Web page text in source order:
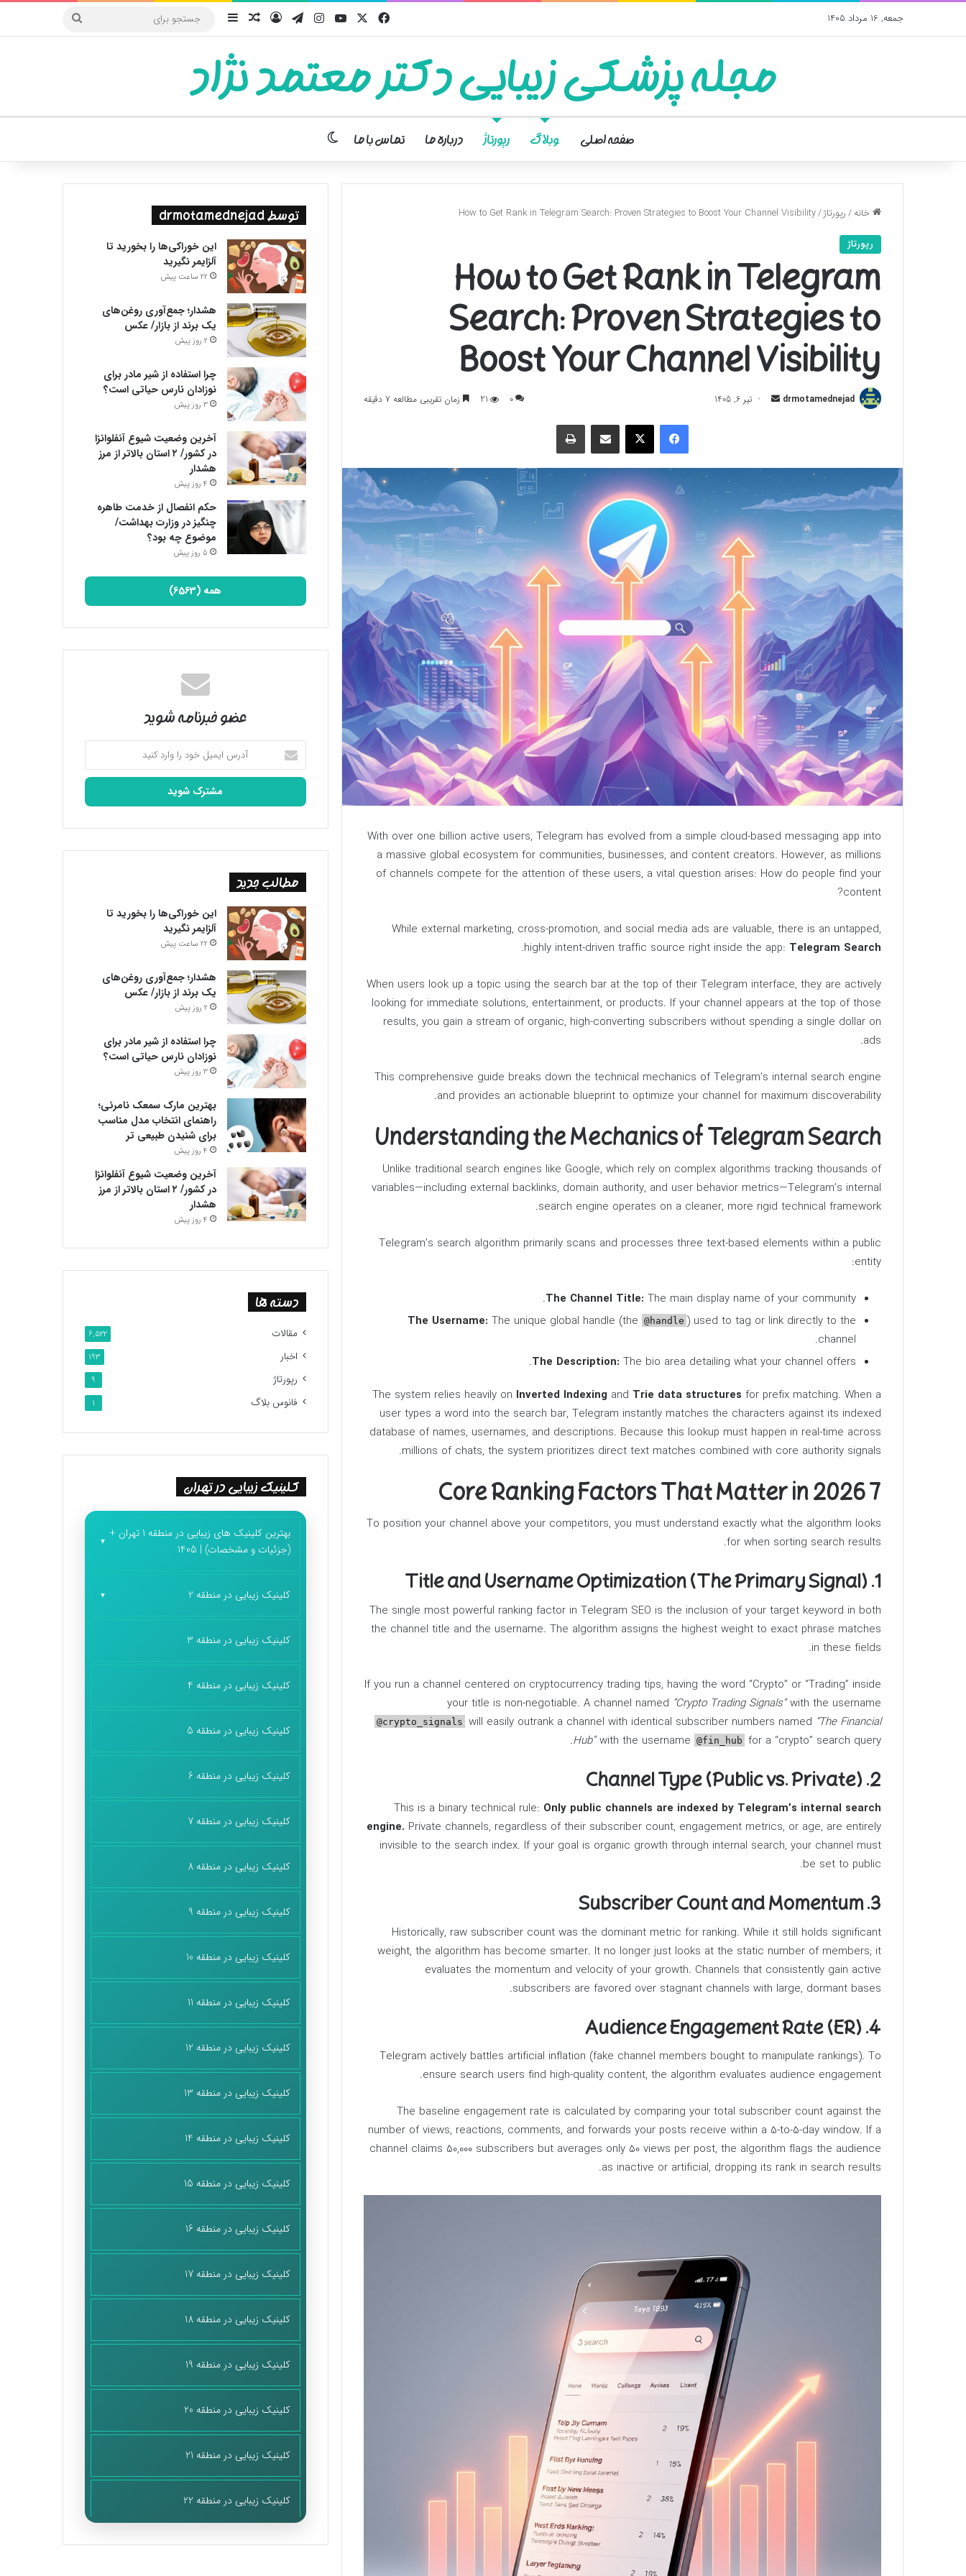
جمعه, 16 مرداد 1405 فیسبوکایکسیوتیوباینستاگرام
تلگرامورودنوشته تصادفی
سایدبار
جستجو
مجله پزشکی زیبایی دکتر معتمد نژاد
صفحه اصلی وبلاگ رپورتاژ درباره ما تماس با ما تغییر پوسته
خانه/رپورتاژ/
How to Get Rank in Telegram Search: Proven Strategies to Boost Your Channel Visibility
رپورتاژ
How to Get Rank in Telegram
Search: Proven Strategies to
Boost Your Channel Visibility
drmotamednejad
ارسال تیر 6, 1405 0
21 زمان تقریبی مطالعه 7 دقیقه
فیسبوک ایکس اشتراک گذاری با ایمیل چاپ
With over one billion active users, Telegram has evolved from a simple cloud-based messaging app into
a massive global ecosystem for communities, businesses, and content creators. However, as millions
of channels compete for the attention of these users, a vital question arises: How do people find your
content?
While external marketing, cross-promotion, and social media ads are valuable, there is an untapped,
highly intent-driven traffic source right inside the app: Telegram Search
.
When users look up a topic using the search bar at the top of their Telegram interface, they are actively
looking for immediate solutions, entertainment, or products. If your channel appears at the top of those
results, you gain a stream of organic, high-converting subscribers without spending a single dollar on
ads.
This comprehensive guide breaks down the technical mechanics of Telegram’s internal search engine
and provides an actionable blueprint to optimize your channel for maximum discoverability.
Understanding the Mechanics of Telegram Search
Unlike traditional search engines like Google, which rely on complex algorithms tracking thousands of
variables—including external backlinks, domain authority, and user behavior metrics—Telegram’s internal
search engine operates on a cleaner, more rigid technical framework.
Telegram’s search algorithm primarily scans and processes three text-based elements within a public
entity:
The Channel Title: The main display name of your community.
The Username: The unique global handle (the @handle ) used to tag or link directly to the
channel.
The Description: The bio area detailing what your channel offers.
The system relies heavily on Inverted Indexing and Trie data structures for prefix matching. When a
user types a word into the search bar, Telegram instantly matches the characters against its indexed
database of names, usernames, and descriptions. Because this lookup must happen in real-time across
millions of chats, the system prioritizes direct text matches combined with core authority signals.
7 Core Ranking Factors That Matter in 2026
To position your channel above your competitors, you must understand exactly what the algorithm looks
for when sorting search results.
1. Title and Username Optimization (The Primary Signal)
The single most powerful ranking factor in Telegram SEO is the inclusion of your target keyword in both
the channel title and the username. The algorithm assigns the highest weight to exact phrase matches
in these fields.
If you run a channel centered on cryptocurrency trading tips, having the word “Crypto” or “Trading” inside
your title is non-negotiable. A channel named “Crypto Trading Signals”with the username
@crypto_signals will easily outrank a channel with identical subscriber numbers named “The Financial
Hub”with the username @fin_hub for a “crypto” search query.
2. Channel Type (Public vs. Private)
This is a binary technical rule: Only public channels are indexed by Telegram’s internal search
engine. Private channels, regardless of their subscriber count, engagement metrics, or age, are entirely
invisible to the search index. If your goal is organic growth through internal search, your channel must
be set to public.
3. Subscriber Count and Momentum
Historically, raw subscriber count was the dominant metric for ranking. While it still holds significant
weight, the algorithm has become smarter. It no longer just looks at the static number of members; it
evaluates the momentum and velocity of your growth. Channels that consistently gain active
subscribers are favored over stagnant channels with large, dormant bases.
4. Audience Engagement Rate (ER)
Telegram actively battles artificial inflation (fake channel members bought to manipulate rankings). To
ensure search users find high-quality content, the algorithm evaluates audience engagement.
The baseline engagement rate is calculated by comparing your total subscriber count against the
number of views, reactions, comments, and forwards your posts receive within a 5-to-5-day window. If a
channel claims 50,000 subscribers but averages only 50 views per post, the algorithm flags the audience
as inactive or artificial, dropping its rank in search results.
توسط drmotamednejad
این خوراکی‌ها را بخورید تا
آلزایمر نگیرید
22 ساعت پیش
هشدار؛ جمع‌آوری روغن‌های
یک برند از بازار/ عکس
2 روز پیش
چرا استفاده از شیر مادر برای
نوزادان نارس حیاتی است؟
3 روز پیش
آخرین وضعیت شیوع آنفلوانزا
در کشور/ ۲ استان بالاتر از مرز
هشدار
4 روز پیش
حکم انفصال از خدمت طاهره
چنگیز در وزارت بهداشت/
موضوع چه بود؟
5 روز پیش
همه (6563)
عضو خبرنامه شوید
آدرس
ایمیل
خود
وارد
مطالب جدید
این خوراکی‌ها را بخورید تا
آلزایمر نگیرید
22 ساعت پیش
هشدار؛ جمع‌آوری روغن‌های
یک برند از بازار/ عکس
2 روز پیش
چرا استفاده از شیر مادر برای
نوزادان نارس حیاتی است؟
3 روز پیش
بهترین مارک سمعک نامرئی؛
راهنمای انتخاب مدل مناسب
برای شنیدن طبیعی تر
4 روز پیش
آخرین وضعیت شیوع آنفلوانزا
در کشور/ ۲ استان بالاتر از مرز
هشدار
4 روز پیش
دسته ها
مقالات 6,522
اخبار 193
رپورتاژ 9
فانوس بلاگ 1
کلینیک زیبایی در تهران
بهترین کلینیک های زیبایی در منطقه 1 تهران +
(جزئیات و مشخصات) | 1405
کلینیک زیبایی در منطقه 2
کلینیک زیبایی در منطقه 3
کلینیک زیبایی در منطقه 4
کلینیک زیبایی در منطقه 5
کلینیک زیبایی در منطقه 6
کلینیک زیبایی در منطقه 7
کلینیک زیبایی در منطقه 8
کلینیک زیبایی در منطقه 9
کلینیک زیبایی در منطقه 10
کلینیک زیبایی در منطقه 11
کلینیک زیبایی در منطقه 12
کلینیک زیبایی در منطقه 13
کلینیک زیبایی در منطقه 14
کلینیک زیبایی در منطقه 15
کلینیک زیبایی در منطقه 16
کلینیک زیبایی در منطقه 17
کلینیک زیبایی در منطقه 18
کلینیک زیبایی در منطقه 19
کلینیک زیبایی در منطقه 20
کلینیک زیبایی در منطقه 21
کلینیک زیبایی در منطقه 22